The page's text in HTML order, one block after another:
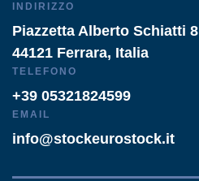
INDIRIZZO
Piazzetta Alberto Schiatti 8
44121 Ferrara, Italia
TELEFONO
+39 05321824599
EMAIL
info@stockeurostock.it